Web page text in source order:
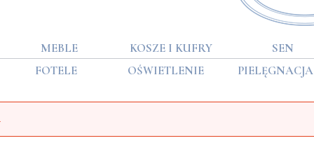
MEBLE KOSZE I KUFRY SEN
FOTELE OŚWIETLENIE PIELĘGNACJA